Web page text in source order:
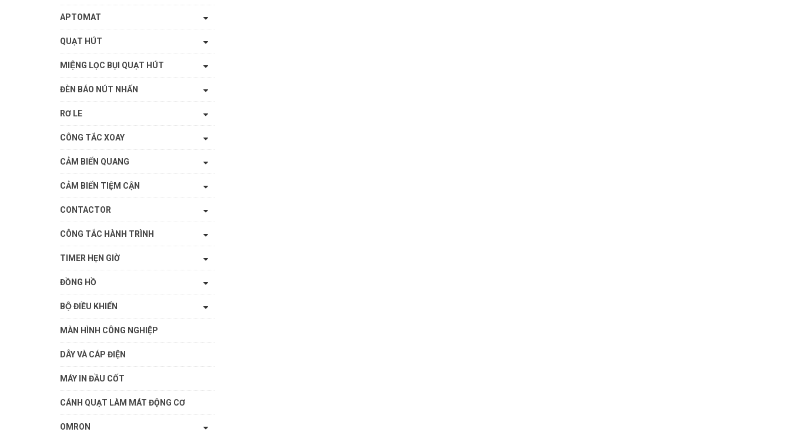
APTOMAT
QUẠT HÚT
MIỆNG LỌC BỤI QUẠT HÚT
ĐÈN BÁO NÚT NHẤN
RƠ LE
CÔNG TẮC XOAY
CẢM BIẾN QUANG
CẢM BIẾN TIỆM CẬN
CONTACTOR
CÔNG TẮC HÀNH TRÌNH
TIMER HẸN GIỜ
ĐỒNG HỒ
BỘ ĐIỀU KHIỂN
MÀN HÌNH CÔNG NGHIỆP
DÂY VÀ CÁP ĐIỆN
MÁY IN ĐẦU CỐT
CÁNH QUẠT LÀM MÁT ĐỘNG CƠ
OMRON